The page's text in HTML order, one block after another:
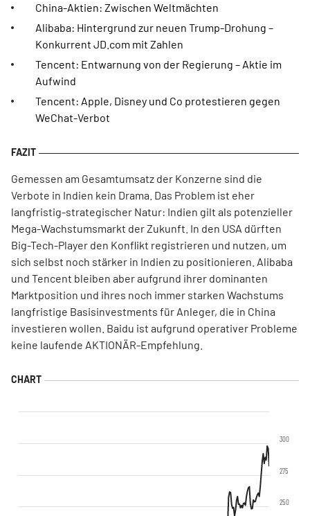
China-Aktien: Zwischen Weltmächten
Alibaba: Hintergrund zur neuen Trump-Drohung –
Konkurrent JD.com mit Zahlen
Tencent: Entwarnung von der Regierung – Aktie im
Aufwind
Tencent: Apple, Disney und Co protestieren gegen
WeChat-Verbot
Gemessen am Gesamtumsatz der Konzerne sind die
Verbote in Indien kein Drama. Das Problem ist eher
langfristig-strategischer Natur: Indien gilt als potenzieller
Mega-Wachstumsmarkt der Zukunft. In den USA dürften
Big-Tech-Player den Konflikt registrieren und nutzen, um
sich selbst noch stärker in Indien zu positionieren. Alibaba
und Tencent bleiben aber aufgrund ihrer dominanten
Marktposition und ihres noch immer starken Wachstums
langfristige Basisinvestments für Anleger, die in China
investieren wollen. Baidu ist aufgrund operativer Probleme
keine laufende AKTIONÄR-Empfehlung.
250
275
300